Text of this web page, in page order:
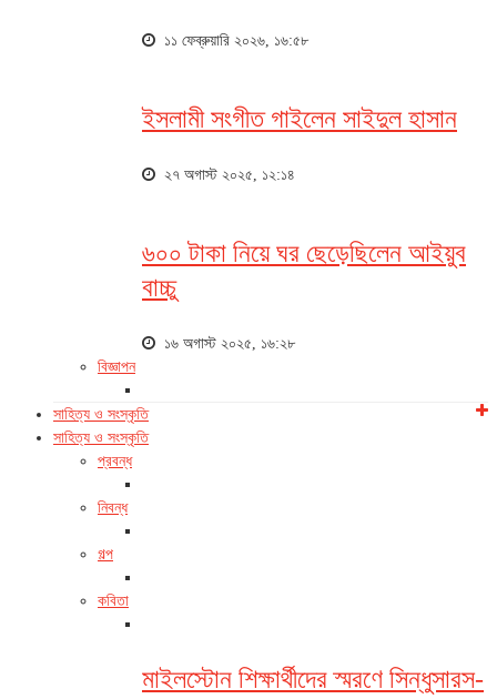
১১ ফেব্রুয়ারি ২০২৬, ১৬:৫৮
ইসলামী সংগীত গাইলেন সাইদুল হাসান
২৭ অগাস্ট ২০২৫, ১২:১৪
৬০০ টাকা নিয়ে ঘর ছেড়েছিলেন আইয়ুব
বাচ্চু
১৬ অগাস্ট ২০২৫, ১৬:২৮
বিজ্ঞাপন
সাহিত্য ও সংস্কৃতি
সাহিত্য ও সংস্কৃতি
প্রবন্ধ
নিবন্ধ
গল্প
কবিতা
মাইলস্টোন শিক্ষার্থীদের স্মরণে সিন্ধুসারস-